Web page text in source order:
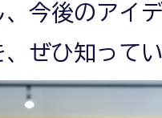
今後のアイ
ぜひ知って